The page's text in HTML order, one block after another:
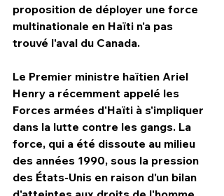
proposition de déployer une force
multinationale en Haïti n'a pas
trouvé l'aval du Canada.
Le Premier ministre haïtien Ariel
Henry a récemment appelé les
Forces armées d'Haïti à s'impliquer
dans la lutte contre les gangs. La
force, qui a été dissoute au milieu
des années 1990, sous la pression
des États-Unis en raison d'un bilan